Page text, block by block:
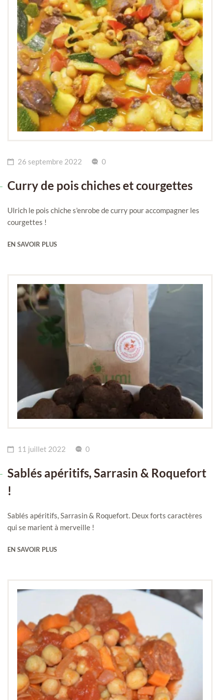
26 septembre 2022 0
Curry de pois chiches et courgettes
Ulrich le pois chiche s'enrobe de curry pour accompagner les
courgettes !
EN SAVOIR PLUS
11 juillet 2022 0
Sablés apéritifs, Sarrasin & Roquefort
!
Sablés apéritifs, Sarrasin & Roquefort. Deux forts caractères
qui se marient à merveille !
EN SAVOIR PLUS